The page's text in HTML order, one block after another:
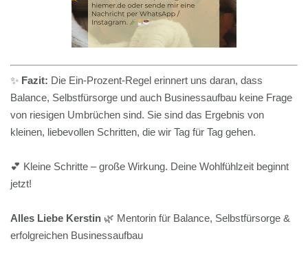
✨ Fazit: Die Ein-Prozent-Regel erinnert uns daran, dass
Balance, Selbstfürsorge und auch Businessaufbau keine Frage
von riesigen Umbrüchen sind. Sie sind das Ergebnis von
kleinen, liebevollen Schritten, die wir Tag für Tag gehen.
💕 Kleine Schritte – große Wirkung. Deine Wohlfühlzeit beginnt
jetzt!
Alles Liebe Kerstin 🌿 Mentorin für Balance, Selbstfürsorge &
erfolgreichen Businessaufbau